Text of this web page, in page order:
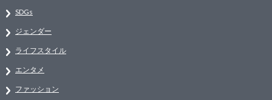
SDGs
ジェンダー
ライフスタイル
エンタメ
ファッション